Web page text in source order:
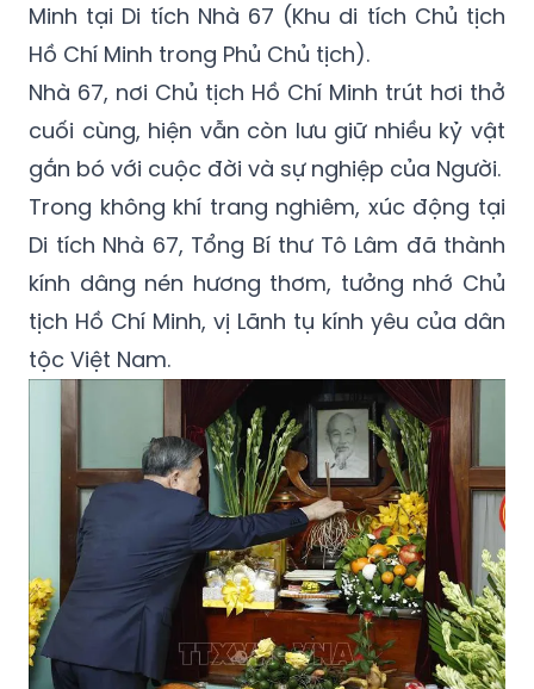
Minh tại Di tích Nhà 67 (Khu di tích Chủ tịch
Hồ Chí Minh trong Phủ Chủ tịch).
Nhà 67, nơi Chủ tịch Hồ Chí Minh trút hơi thở
cuối cùng, hiện vẫn còn lưu giữ nhiều kỷ vật
gắn bó với cuộc đời và sự nghiệp của Người.
Trong không khí trang nghiêm, xúc động tại
Di tích Nhà 67, Tổng Bí thư Tô Lâm đã thành
kính dâng nén hương thơm, tưởng nhớ Chủ
tịch Hồ Chí Minh, vị Lãnh tụ kính yêu của dân
tộc Việt Nam.